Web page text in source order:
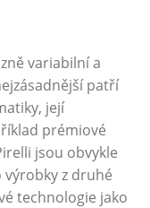
variabilní a‌
patří
její
prémiové⁢
jsou obvykle
výrobky z druhé
technologie jako